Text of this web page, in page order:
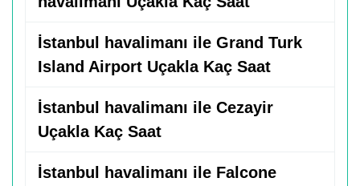
İstanbul havalimanı ile Grand Turk
Island Airport Uçakla Kaç Saat
İstanbul havalimanı ile Cezayir
Uçakla Kaç Saat
İstanbul havalimanı ile Falcone